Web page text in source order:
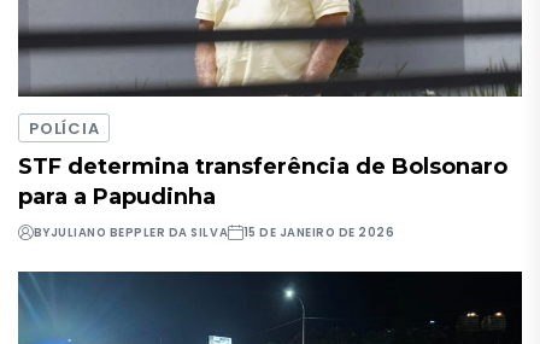
POLÍCIA
STF determina transferência de Bolsonaro
para a Papudinha
BYJULIANO BEPPLER DA SILVA 15 DE JANEIRO DE 2026